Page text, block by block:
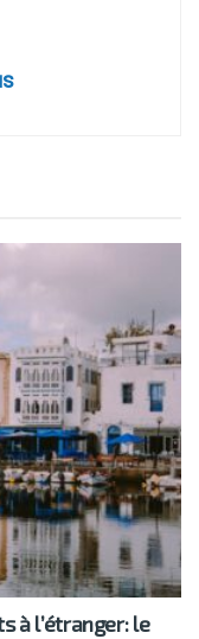
à l’étranger: le